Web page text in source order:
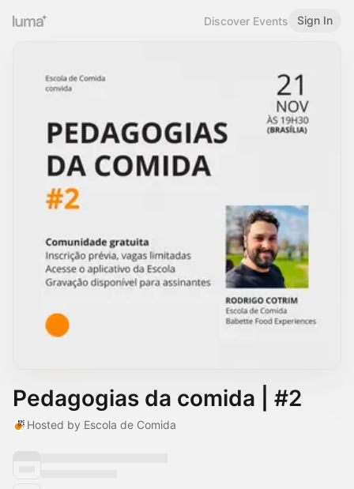
Discover Events Sign In
Pedagogias da comida | #2
Hosted by Escola de Comida